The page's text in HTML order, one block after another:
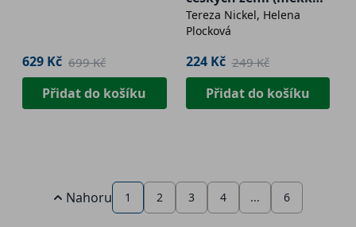
629 Kč 699 Kč
Přidat do košíku
vazba) + plakát
Tereza Nickel, Helena
Plocková
224 Kč 249 Kč
Přidat do košíku
Nahoru 1 2 3 4 ... 6